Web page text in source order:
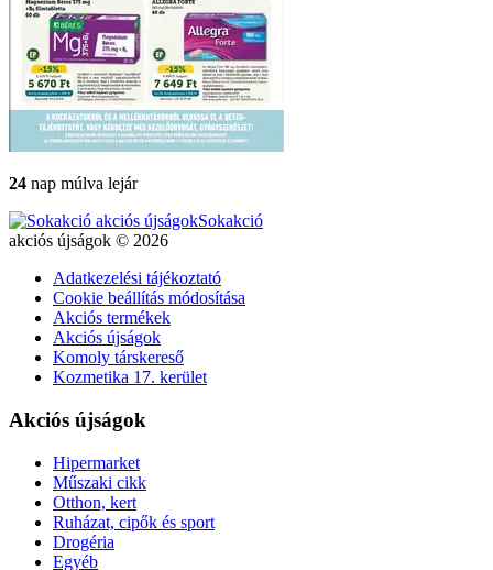
24 nap múlva lejár
Sokakció
akciós újságok © 2026
Adatkezelési tájékoztató
Cookie beállítás módosítása
Akciós termékek
Akciós újságok
Komoly társkereső
Kozmetika 17. kerület
Akciós újságok
Hipermarket
Műszaki cikk
Otthon, kert
Ruházat, cipők és sport
Drogéria
Egyéb